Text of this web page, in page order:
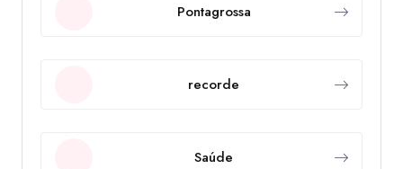
Pontagrossa
recorde
Saúde